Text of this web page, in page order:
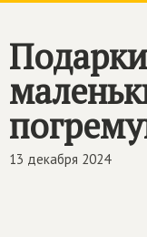
13 декабря 2024